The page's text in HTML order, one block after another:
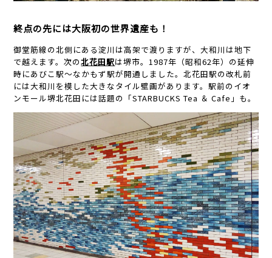
終点の先には大阪初の世界遺産も！
御堂筋線の北側にある淀川は高架で渡りますが、大和川は地下
で越えます。次の北花田駅は堺市。1987年（昭和62年）の延伸
時にあびこ駅～なかもず駅が開通しました。北花田駅の改札前
には大和川を模した大きなタイル壁画があります。駅前のイオ
ンモール堺北花田には話題の「STARBUCKS Tea ＆ Cafe」も。